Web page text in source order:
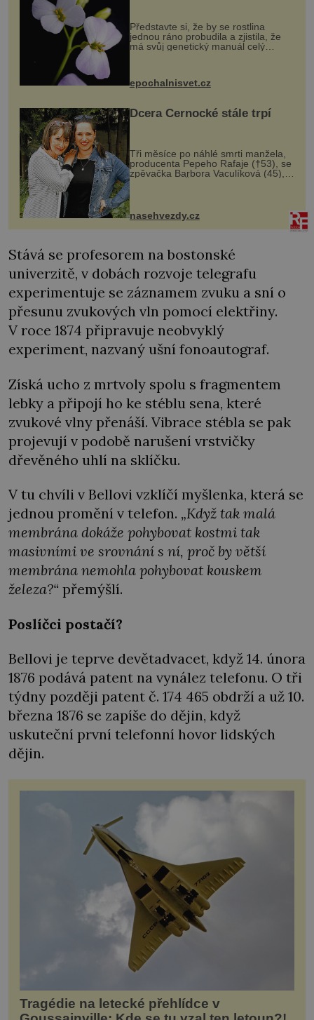
Představte si, že by se rostlina
jednou ráno probudila a zjistila, že
má svůj genetický manuál celý
vstupenka...
epochalnisvet.cz
Dcera Černocké stále trpí
Tři měsíce po náhlé smrti manžela,
producenta Pepeho Rafaje (†53), se
zpěvačka Barbora Vaculíková (45),
dcera Petry Černocké (75), poprvé
ozvala veřejnosti. Na sociální síti
sdílela, že se snaží fung...
nasehvezdy.cz
Stává se profesorem na bostonské
univerzitě, v dobách rozvoje telegrafu
experimentuje se záznamem zvuku a sní o
přesunu zvukových vln pomocí elektřiny.
V roce 1874 připravuje neobvyklý
experiment, nazvaný ušní fonoautograf.
Získá ucho z mrtvoly spolu s fragmentem
lebky a připojí ho ke stéblu sena, které
zvukové vlny přenáší. Vibrace stébla se pak
projevují v podobě narušení vrstvičky
dřevěného uhlí na sklíčku.
V tu chvíli v Bellovi vzklíčí myšlenka, která se
jednou promění v telefon. „Když tak malá
membrána dokáže pohybovat kostmi tak
masivními ve srovnání s ní, proč by větší
membrána nemohla pohybovat kouskem
železa?“ přemýšlí.
Poslíčci postačí?
Bellovi je teprve devětadvacet, když 14. února
1876 podává patent na vynález telefonu. O tři
týdny později patent č. 174 465 obdrží a už 10.
března 1876 se zapíše do dějin, když
uskuteční první telefonní hovor lidských
dějin.
Tragédie na letecké přehlídce v